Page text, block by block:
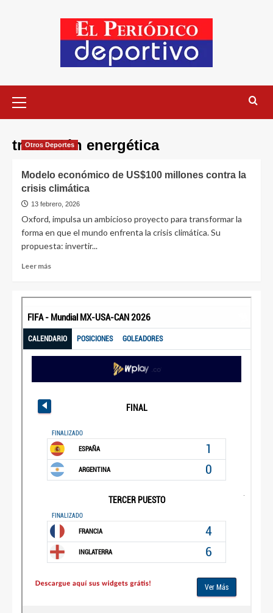
transición energética
Otros Deportes
Modelo económico de US$100 millones contra la
crisis climática
13 febrero, 2026
Oxford, impulsa un ambicioso proyecto para transformar la
forma en que el mundo enfrenta la crisis climática. Su
propuesta: invertir...
Leer más